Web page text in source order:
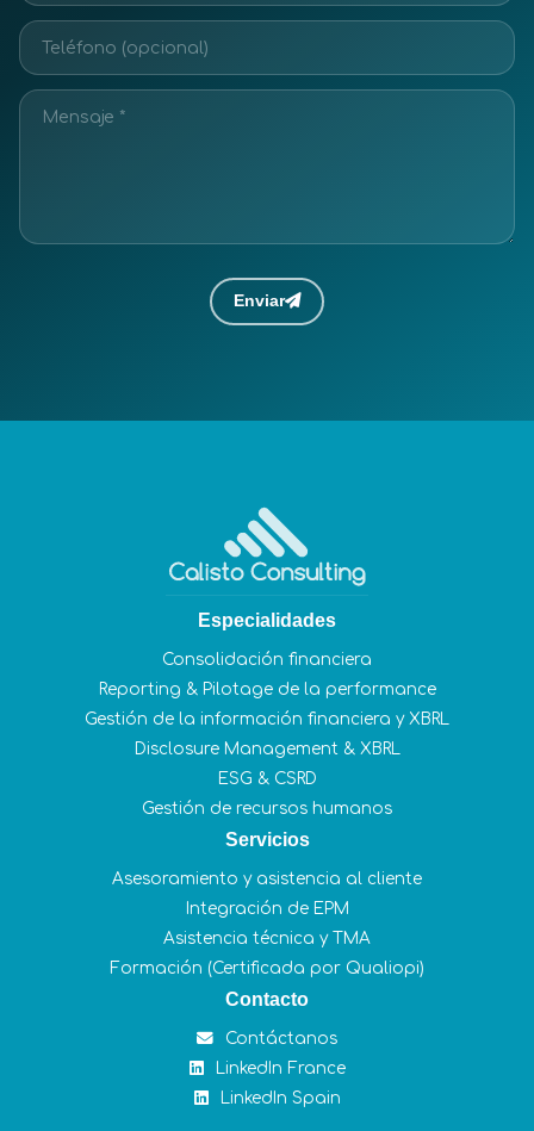
Enviar
Especialidades
Consolidación financiera
Reporting & Pilotage de la performance
Gestión de la información financiera y XBRL
Disclosure Management & XBRL
ESG & CSRD
Gestión de recursos humanos
Servicios
Asesoramiento y asistencia al cliente
Integración de EPM
Asistencia técnica y TMA
Formación (Certificada por Qualiopi)
Contacto
Contáctanos
LinkedIn France
LinkedIn Spain